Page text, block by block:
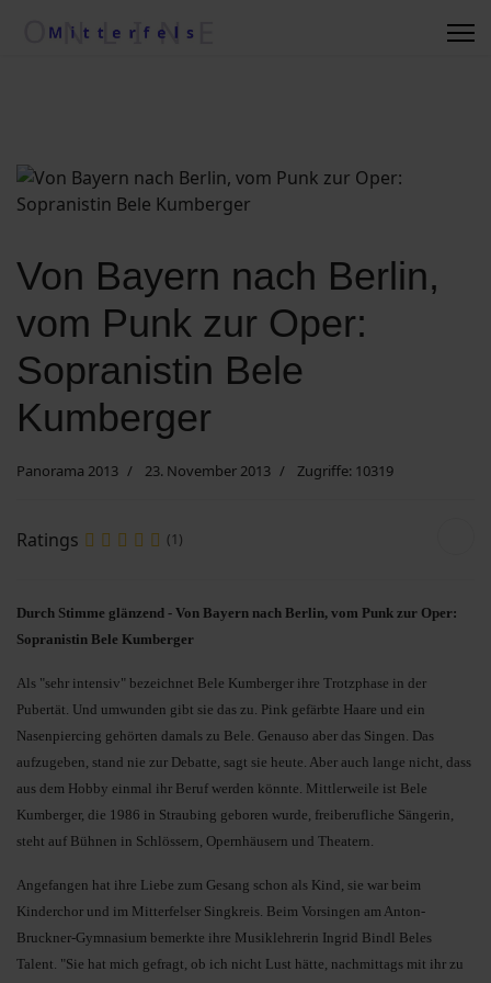
Wetterkiste
Betriebe
Kommunalwahl 2020
Suchen
Von Bayern nach Berlin,
vom Punk zur Oper:
Sopranistin Bele
Kumberger
Panorama 2013 23. November 2013 Zugriffe: 10319
Ratings (1)
Durch Stimme glänzend - Von Bayern nach Berlin, vom Punk zur Oper:
Sopranistin Bele Kumberger
Als "sehr intensiv" bezeichnet Bele Kumberger ihre Trotzphase in der
Pubertät. Und umwunden gibt sie das zu. Pink gefärbte Haare und ein
Nasenpiercing gehörten damals zu Bele. Genauso aber das Singen. Das
aufzugeben, stand nie zur Debatte, sagt sie heute. Aber auch lange nicht, dass
aus dem Hobby einmal ihr Beruf werden könnte. Mittlerweile ist Bele
Kumberger, die 1986 in Straubing geboren wurde, freiberufliche Sängerin,
steht auf Bühnen in Schlössern, Opernhäusern und Theatern.
Angefangen hat ihre Liebe zum Gesang schon als Kind, sie war beim
Kinderchor und im Mitterfelser Singkreis. Beim Vorsingen am Anton-
Bruckner-Gymnasium bemerkte ihre Musiklehrerin Ingrid Bindl Beles
Talent. "Sie hat mich gefragt, ob ich nicht Lust hätte, nachmittags mit ihr zu